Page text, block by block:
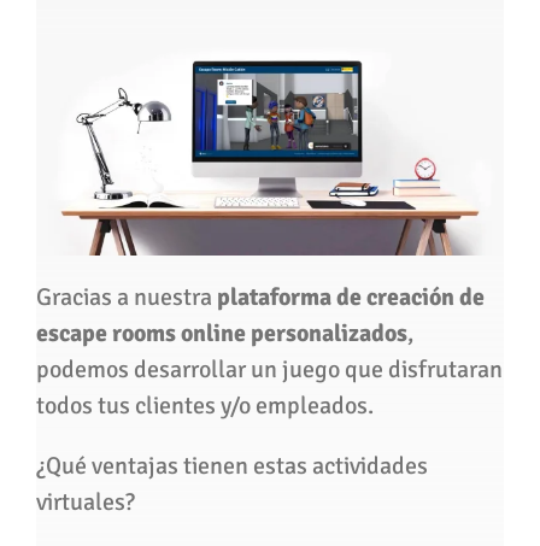
Gracias a nuestra plataforma de creación de
escape rooms online personalizados,
podemos desarrollar un juego que disfrutaran
todos tus clientes y/o empleados.
¿Qué ventajas tienen estas actividades
virtuales?